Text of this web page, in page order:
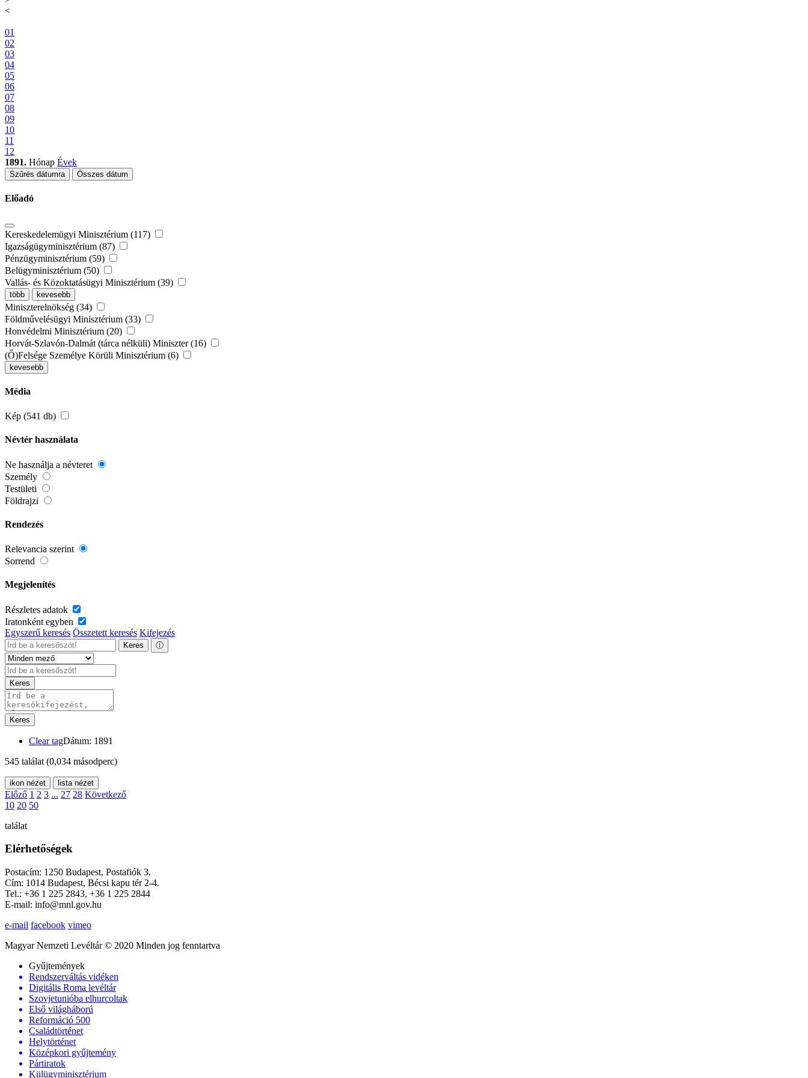
<
01
02
03
04
05
06
07
08
09
10
11
12
1891. Hónap Évek
Szűrés dátumra Összes dátum
Előadó
Kereskedelemügyi Minisztérium (117)
Igazságügyminisztérium (87)
Pénzügyminisztérium (59)
Belügyminisztérium (50)
Vallás- és Közoktatásügyi Minisztérium (39)
több kevesebb
Miniszterelnökség (34)
Földművelésügyi Minisztérium (33)
Honvédelmi Minisztérium (20)
Horvát-Szlavón-Dalmát (tárca nélküli) Miniszter (16)
(Ő)Felsége Személye Körüli Minisztérium (6)
kevesebb
Média
Kép (541 db)
Névtér használata
Ne használja a névteret
Személy
Testületi
Földrajzi
Rendezés
Relevancia szerint
Sorrend
Megjelenítés
Részletes adatok
Iratonként egyben
Egyszerű keresés Összetett keresés Kifejezés
Keres ⓘ
Keres
Keres
Clear tagDátum: 1891
545 találat (0,034 másodperc)
ikon nézet lista nézet
Előző 1 2 3 ... 27 28 Következő
10 20 50
találat
Elérhetőségek
Postacím: 1250 Budapest, Postafiók 3.
Cím: 1014 Budapest, Bécsi kapu tér 2-4.
Tel.: +36 1 225 2843, +36 1 225 2844
E-mail: info@mnl.gov.hu
e-mail facebook vimeo
Magyar Nemzeti Levéltár © 2020 Minden jog fenntartva
Gyűjtemények
Rendszerváltás vidéken
Digitális Roma levéltár
Szovjetunióba elhurcoltak
Első világháború
Reformáció 500
Családtörténet
Helytörténet
Középkori gyűjtemény
Pártiratok
Külügyminisztérium